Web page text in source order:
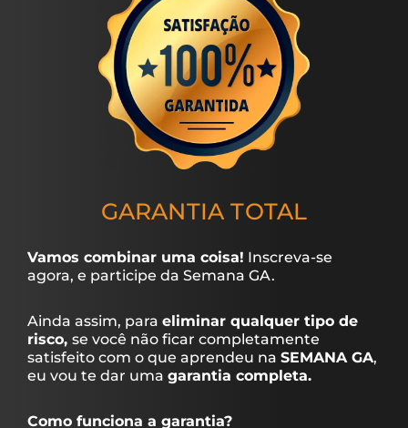
GARANTIA TOTAL
Vamos combinar uma coisa! Inscreva-se
agora, e participe da Semana GA.
Ainda assim, para eliminar qualquer tipo de
risco, se você não ficar completamente
satisfeito com o que aprendeu na SEMANA GA,
eu vou te dar uma garantia completa.
Como funciona a garantia?